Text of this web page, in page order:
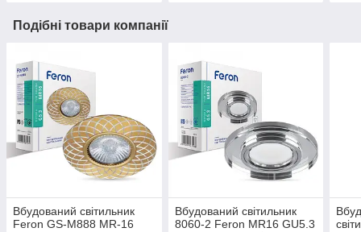
Подібні товари компанії
Вбудований світильник
Feron GS-M888 MR-16
Вбудований світильник
8060-2 Feron MR16 GU5.3